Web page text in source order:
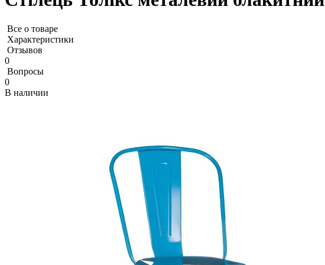
Все о товаре
Характеристики
Отзывов
0
Вопросы
0
В наличии